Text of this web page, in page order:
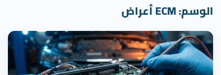
الوسم:ECM أعراض